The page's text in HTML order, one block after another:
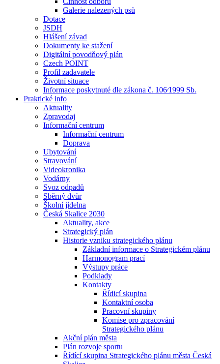
Galerie nalezených psů
Dotace
JSDH
Hlášení závad
Dokumenty ke stažení
Digitální povodňový plán
Czech POINT
Profil zadavatele
Životní situace
Informace poskytnuté dle zákona č. 106⁄1999 Sb.
Praktické info
Aktuality
Zpravodaj
Informační centrum
Informační centrum
Doprava
Ubytování
Stravování
Videokronika
Vodárny
Svoz odpadů
Sběrný dvůr
Školní jídelna
Česká Skalice 2030
Aktuality, akce
Strategický plán
Historie vzniku strategického plánu
Základní informace o Strategickém plánu
Harmonogram prací
Výstupy práce
Podklady
Kontakty
Řídicí skupina
Kontaktní osoba
Pracovní skupiny
Komise pro zpracování
Strategického plánu
Akční plán města
Plán rozvoje sportu
Řídící skupina Strategického plánu města Česká